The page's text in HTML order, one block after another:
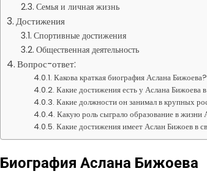
Семья и личная жизнь
Достижения
Спортивные достижения
Общественная деятельность
Вопрос-ответ:
Какова краткая биография Аслана Бижоева?
Какие достижения есть у Аслана Бижоева
Какие должности он занимал в крупных
Какую роль сыграло образование в жизни
Какие достижения имеет Аслан Бижоев в
Биография Аслана Бижоева